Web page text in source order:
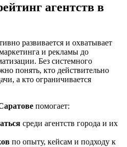
агентств в
развивается и охватывает
и рекламы до
Без системного
понять, кто действительно
а кто ограничивается
помогает:
среди агентств города и их
по опыту, кейсам и подходу к